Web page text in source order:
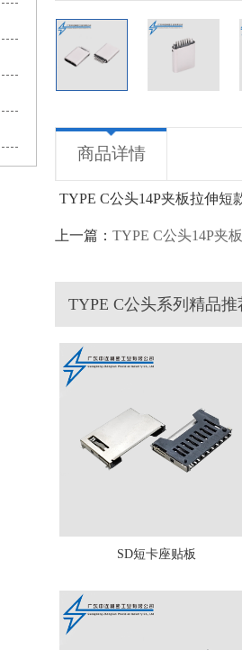
商品详情
TYPE C公头14P夹板拉伸短
上一篇： TYPE C公头14P夹
TYPE C公头系列精品推
SD短卡座贴板